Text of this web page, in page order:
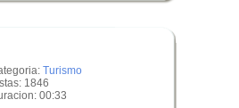
Turismo
1846
00:33